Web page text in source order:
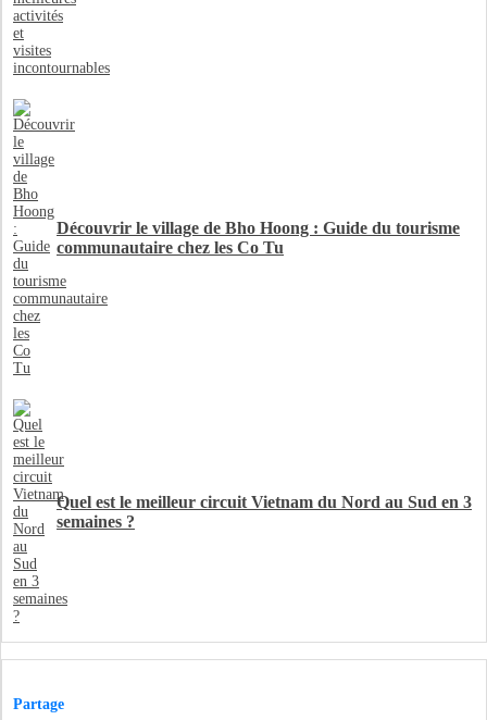
Découvrir le village de Bho Hoong : Guide du tourisme
communautaire chez les Co Tu
Quel est le meilleur circuit Vietnam du Nord au Sud en 3
semaines ?
Partage